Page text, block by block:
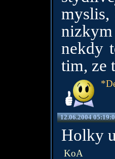
myslis,
nizkym
nekdy
tim, ze
12.06.2004
Holky
KoA